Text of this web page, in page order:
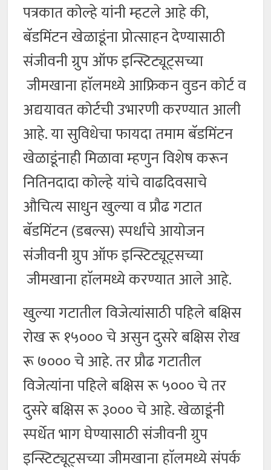
पत्रकात कोल्हे यांनी म्हटले आहे की,
बॅडमिंटन खेळाडूंना प्रोत्साहन देण्यासाठी
संजीवनी ग्रुप ऑफ इन्स्टिट्यूट्सच्या
जीमखाना हाॅलमध्ये आफ्रिकन वुडन कोर्ट व
अद्ययावत कोर्टची उभारणी करण्यात आली
आहे. या सुविधेचा फायदा तमाम बॅडमिंटन
खेळाडूंनाही मिळावा म्हणुन विशेष करून
नितिनदादा कोल्हे यांचे वाढदिवसाचे
औचित्य साधुन खुल्या व प्रौढ गटात
बॅडमिंटन (डबल्स) स्पर्धांचे आयोजन
संजीवनी ग्रुप ऑफ इन्स्टिट्यूट्सच्या
जीमखाना हाॅलमध्ये करण्यात आले आहे.
खुल्या गटातील विजेत्यांसाठी पहिले बक्षिस
रोख रू १५००० चे असुन दुसरे बक्षिस रोख
रू ७००० चे आहे. तर प्रौढ गटातील
विजेत्यांना पहिले बक्षिस रू ५००० चे तर
दुसरे बक्षिस रू ३००० चे आहे. खेळाडूंनी
स्पर्धेत भाग घेण्यासाठी संजीवनी ग्रुप
इन्स्टिट्यूट्सच्या जीमखाना हाॅलमध्ये संपर्क